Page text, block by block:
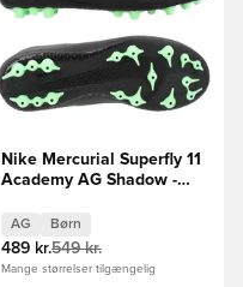
Nike Mercurial Superfly 11
Academy AG Shadow -
AG Børn
489 kr.549 kr.
Mange størrelser tilgængelig